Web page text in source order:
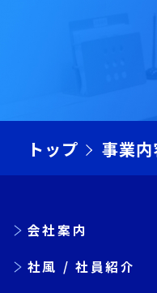
トップ 事業内
会社案内
社風 / 社員紹介